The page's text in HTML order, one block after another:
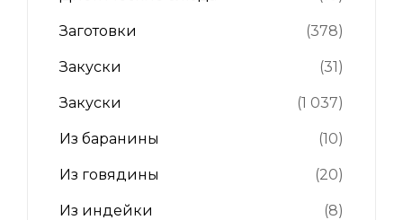
Заготовки (378)
Закуски (31)
Закуски (1 037)
Из баранины (10)
Из говядины (20)
Из индейки (8)